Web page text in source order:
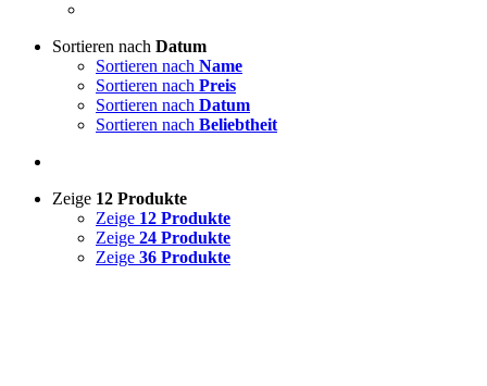
Sortieren nach Datum
Sortieren nach Name
Sortieren nach Preis
Sortieren nach Datum
Sortieren nach Beliebtheit
Zeige 12 Produkte
Zeige 12 Produkte
Zeige 24 Produkte
Zeige 36 Produkte